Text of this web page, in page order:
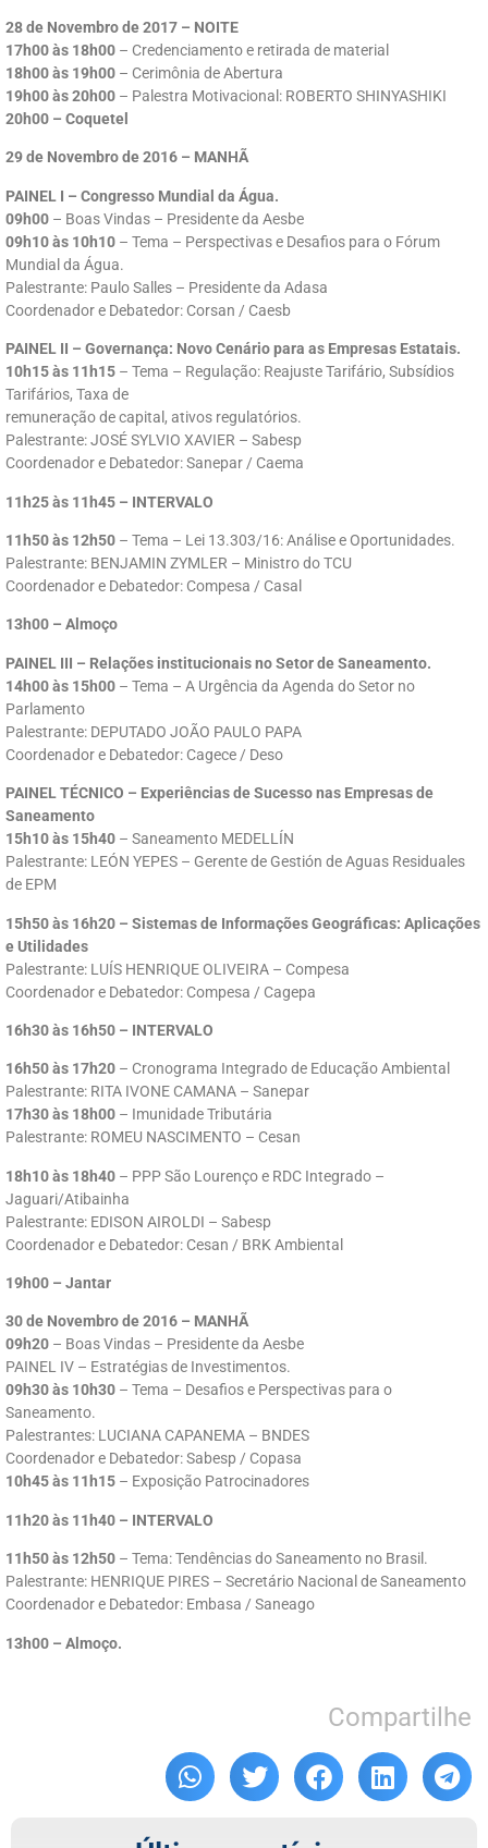
28 de Novembro de 2017 – NOITE
17h00 às 18h00 – Credenciamento e retirada de material
18h00 às 19h00 – Cerimônia de Abertura
19h00 às 20h00 – Palestra Motivacional: ROBERTO SHINYASHIKI
20h00 – Coquetel
29 de Novembro de 2016 – MANHÃ
PAINEL I – Congresso Mundial da Água.
09h00 – Boas Vindas – Presidente da Aesbe
09h10 às 10h10 – Tema – Perspectivas e Desafios para o Fórum
Mundial da Água.
Palestrante: Paulo Salles – Presidente da Adasa
Coordenador e Debatedor: Corsan / Caesb
PAINEL II – Governança: Novo Cenário para as Empresas Estatais.
10h15 às 11h15 – Tema – Regulação: Reajuste Tarifário, Subsídios
Tarifários, Taxa de
remuneração de capital, ativos regulatórios.
Palestrante: JOSÉ SYLVIO XAVIER – Sabesp
Coordenador e Debatedor: Sanepar / Caema
11h25 às 11h45 – INTERVALO
11h50 às 12h50 – Tema – Lei 13.303/16: Análise e Oportunidades.
Palestrante: BENJAMIN ZYMLER – Ministro do TCU
Coordenador e Debatedor: Compesa / Casal
13h00 – Almoço
PAINEL III – Relações institucionais no Setor de Saneamento.
14h00 às 15h00 – Tema – A Urgência da Agenda do Setor no
Parlamento
Palestrante: DEPUTADO JOÃO PAULO PAPA
Coordenador e Debatedor: Cagece / Deso
PAINEL TÉCNICO – Experiências de Sucesso nas Empresas de
Saneamento
15h10 às 15h40 – Saneamento MEDELLÍN
Palestrante: LEÓN YEPES – Gerente de Gestión de Aguas Residuales
de EPM
15h50 às 16h20 – Sistemas de Informações Geográficas: Aplicações
e Utilidades
Palestrante: LUÍS HENRIQUE OLIVEIRA – Compesa
Coordenador e Debatedor: Compesa / Cagepa
16h30 às 16h50 – INTERVALO
16h50 às 17h20 – Cronograma Integrado de Educação Ambiental
Palestrante: RITA IVONE CAMANA – Sanepar
17h30 às 18h00 – Imunidade Tributária
Palestrante: ROMEU NASCIMENTO – Cesan
18h10 às 18h40 – PPP São Lourenço e RDC Integrado –
Jaguari/Atibainha
Palestrante: EDISON AIROLDI – Sabesp
Coordenador e Debatedor: Cesan / BRK Ambiental
19h00 – Jantar
30 de Novembro de 2016 – MANHÃ
09h20 – Boas Vindas – Presidente da Aesbe
PAINEL IV – Estratégias de Investimentos.
09h30 às 10h30 – Tema – Desafios e Perspectivas para o
Saneamento.
Palestrantes: LUCIANA CAPANEMA – BNDES
Coordenador e Debatedor: Sabesp / Copasa
10h45 às 11h15 – Exposição Patrocinadores
11h20 às 11h40 – INTERVALO
11h50 às 12h50 – Tema: Tendências do Saneamento no Brasil.
Palestrante: HENRIQUE PIRES – Secretário Nacional de Saneamento
Coordenador e Debatedor: Embasa / Saneago
13h00 – Almoço.
Compartilhe